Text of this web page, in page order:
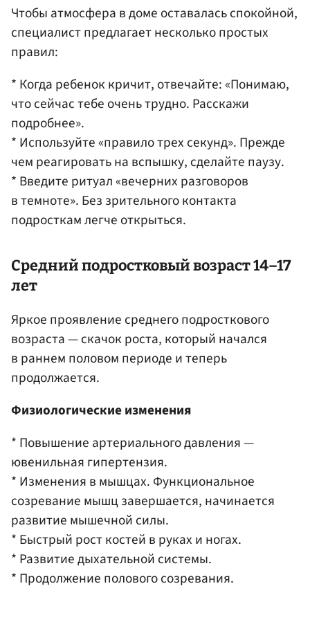
Чтобы атмосфера в доме оставалась спокойной,
специалист предлагает несколько простых
правил:
* Когда ребенок кричит, отвечайте: «Понимаю,
что сейчас тебе очень трудно. Расскажи
подробнее».
* Используйте «правило трех секунд». Прежде
чем реагировать на вспышку, сделайте паузу.
* Введите ритуал «вечерних разговоров
в темноте». Без зрительного контакта
подросткам легче открыться.
Средний подростковый возраст 14–17
лет
Яркое проявление среднего подросткового
возраста — скачок роста, который начался
в раннем половом периоде и теперь
продолжается.
Физиологические изменения
* Повышение артериального давления —
ювенильная гипертензия.
* Изменения в мышцах. Функциональное
созревание мышц завершается, начинается
развитие мышечной силы.
* Быстрый рост костей в руках и ногах.
* Развитие дыхательной системы.
* Продолжение полового созревания.